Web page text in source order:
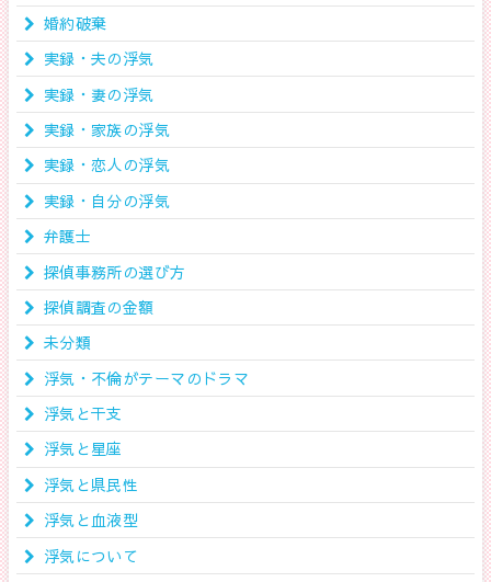
婚約破棄
実録・夫の浮気
実録・妻の浮気
実録・家族の浮気
実録・恋人の浮気
実録・自分の浮気
弁護士
探偵事務所の選び方
探偵調査の金額
未分類
浮気・不倫がテーマのドラマ
浮気と干支
浮気と星座
浮気と県民性
浮気と血液型
浮気について